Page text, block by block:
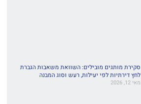
סקירת מותגים מובילים: השוואת משאבות הגברת
לחץ דירתיות לפי יעילות, רעש וסוג המבנה
מאי 12, 2026